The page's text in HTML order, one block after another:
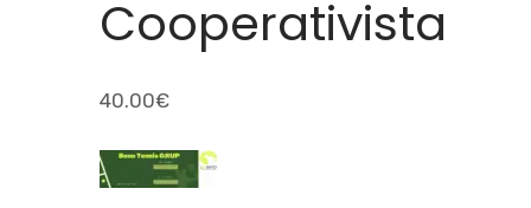
Cooperativista
40.00€